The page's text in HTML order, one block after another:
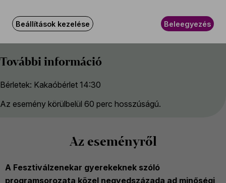
Vezeti
További információ
Bérletek: Kakaóbérlet 14:30
Az esemény körülbelül 60 perc hosszúságú.
Az eseményről
A Fesztiválzenekar gyerekeknek szóló
programsorozata közel negyedszázada ad minőségi
Beállítások kezelése Beleegyezés